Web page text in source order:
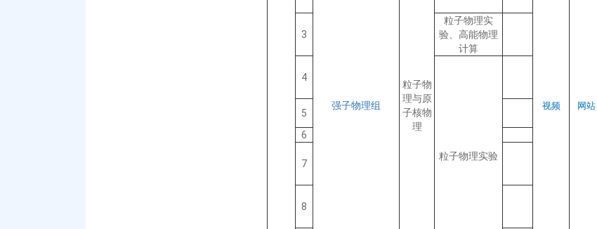
强子物理组
粒子物
理与原
子核物
理
视频 网站
3
粒子物理实
验、高能物理
计算
4
粒子物理实验
5
6
7
8